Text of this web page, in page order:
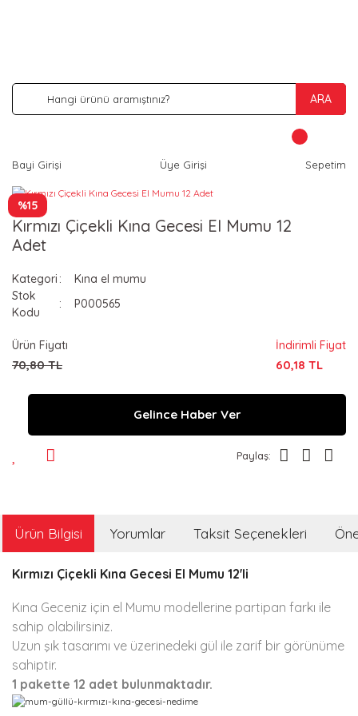
ARA
Bayi Girişi Üye Girişi Sepetim
%15
Kırmızı Çiçekli Kına Gecesi El Mumu 12
Adet
Kategori
Kına el mumu
Stok
Kodu
P000565
Ürün Fiyatı
70,80 TL
İndirimli Fiyat
60,18 TL
Gelince Haber Ver
Paylaş:
Ürün Bilgisi Yorumlar Taksit Seçenekleri
Kırmızı Çiçekli Kına Gecesi El Mumu 12'li
Kına Geceniz için el Mumu modellerine partipan farkı ile
sahip olabilirsiniz.
Uzun şık tasarımı ve üzerinedeki gül ile zarif bir görünüme
sahiptir.
1 pakette 12 adet bulunmaktadır.